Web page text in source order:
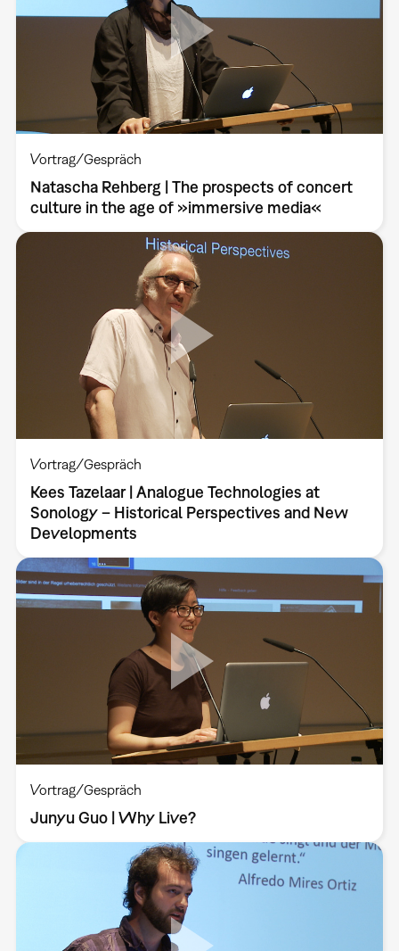
Vortrag/Gespräch
Natascha Rehberg | The prospects of concert
culture in the age of »immersive media«
Vortrag/Gespräch
Kees Tazelaar | Analogue Technologies at
Sonology – Historical Perspectives and New
Developments
Vortrag/Gespräch
Junyu Guo | Why Live?